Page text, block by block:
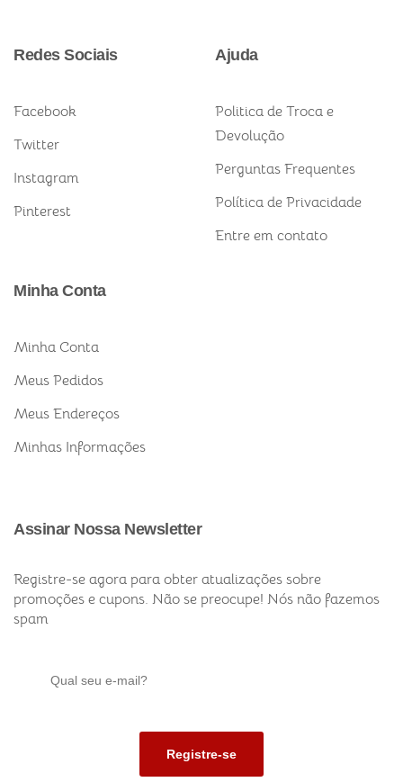
Redes Sociais
Facebook
Twitter
Instagram
Pinterest
Ajuda
Politica de Troca e
Devolução
Perguntas Frequentes
Política de Privacidade
Entre em contato
Minha Conta
Minha Conta
Meus Pedidos
Meus Endereços
Minhas Informações
Assinar Nossa Newsletter
Registre-se agora para obter atualizações sobre
promoções e cupons. Não se preocupe! Nós não fazemos
spam